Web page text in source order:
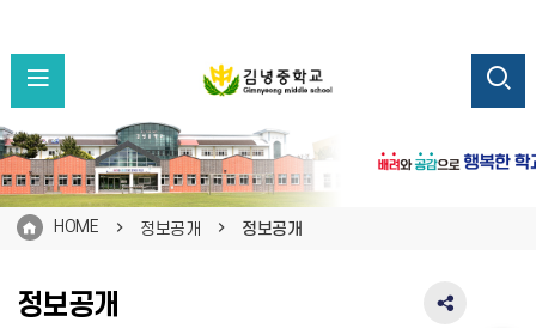
HOME 정보공개 정보공개
정보공개
SNS